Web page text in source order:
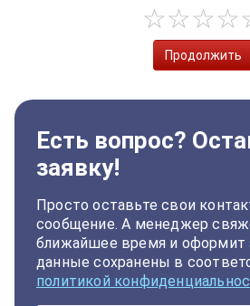
Продолжить
Есть вопрос?
заявку!
Просто оставьте свои
сообщение. А менеджер
ближайшее время и оформит
данные сохранены в
политикой